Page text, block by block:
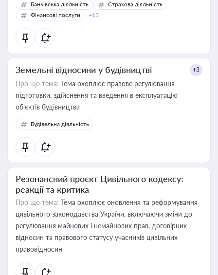
Банківська діяльність
Страхова діяльність
Фінансові послуги
+13
Земельні відносини у будівництві +3
Про що тема: Тема охоплює правове регулювання
підготовки, здійснення та введення в експлуатацію
об’єктів будівництва
Будівельна діяльність
Резонансний проєкт Цивільного кодексу:
реакції та критика
Про що тема: Тема охоплює оновлення та реформування
цивільного законодавства України, включаючи зміни до
регулювання майнових і немайнових прав, договірних
відносин та правового статусу учасників цивільних
правовідносин